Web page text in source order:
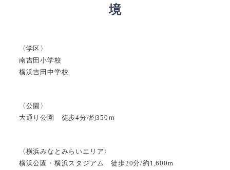
境
〈学区〉
南吉田小学校
横浜吉田中学校
〈公園〉
大通り公園 徒歩4分/約350ｍ
〈横浜みなとみらいエリア〉
横浜公園・横浜スタジアム 徒歩20分/約1,600m